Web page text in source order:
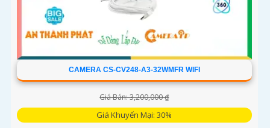
CAMERA CS-CV248-A3-32WMFR WIFI
Giá Bán: 3,200,000 ₫
Giá Khuyến Mại: 30%